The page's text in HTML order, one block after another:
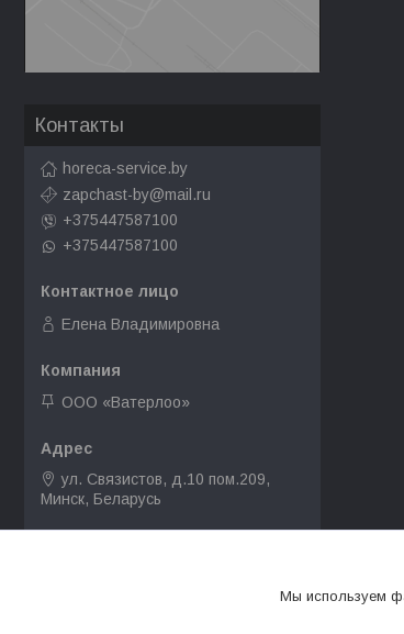
Контакты
horeca-service.by
zapchast-by@mail.ru
+375447587100
+375447587100
Елена Владимировна
ООО «Ватерлоо»
ул. Связистов, д.10 пом.209,
Минск, Беларусь
Мы используем